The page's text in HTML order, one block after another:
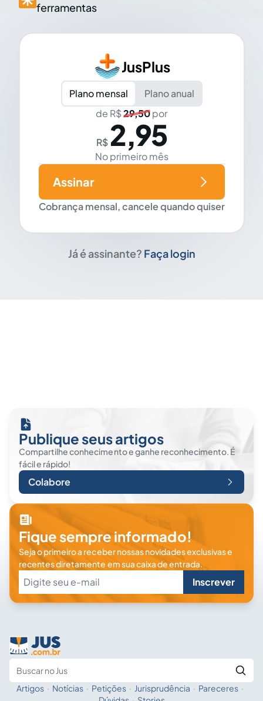
ferramentas
JusPlus
Plano mensal
Plano anual
de R$29,50por
R$ 2,95
No primeiro mês
Cobrança mensal, cancele quando quiser
Assinar
Já é assinante? Faça login
Publique seus artigos
Compartilhe conhecimento e ganhe reconhecimento. É
fácil e rápido!
Colabore
Fique sempre informado!
Seja o primeiro a receber nossas novidades exclusivas e
recentes diretamente em sua caixa de entrada.
Inscrever
Artigos · Notícias · Petições · Jurisprudência · Pareceres ·